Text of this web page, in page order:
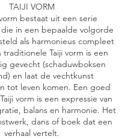
TAIJI VORM
bestaat uit een serie
in een bepaalde volgorde
als harmonieus compleet
traditionele Taiji vorm is een
gevecht (schaduwboksen
en laat de vechtkunst
tot leven komen. Een goed
vorm is een expressie van
balans en harmonie. Het
dans of boek dat een
verhaal vertelt.